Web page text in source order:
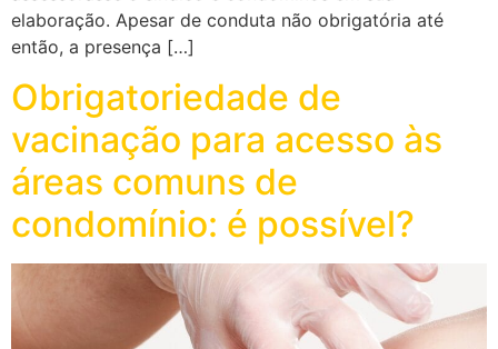
elaboração. Apesar de conduta não obrigatória até
então, a presença […]
Obrigatoriedade de
vacinação para acesso às
áreas comuns de
condomínio: é possível?